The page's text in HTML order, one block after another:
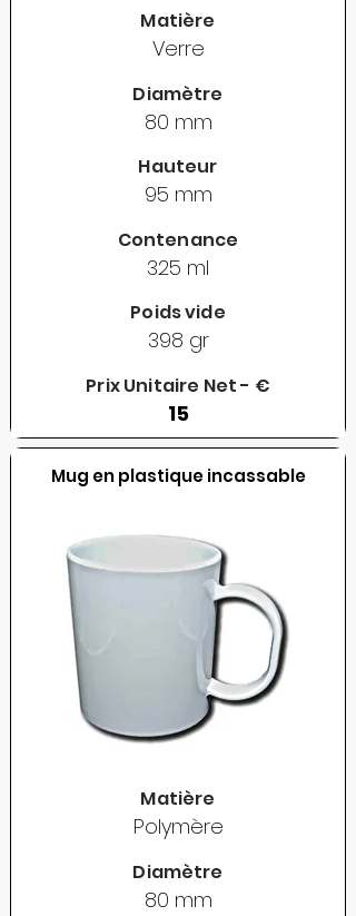
Matière
Verre
Diamètre
80 mm
Hauteur
95 mm
Contenance
325 ml
Poids vide
398 gr
Prix Unitaire Net - €
15
Mug en plastique incassable
Matière
Polymère
Diamètre
80 mm